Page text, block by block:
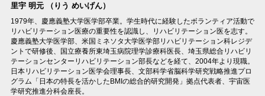
里宇 明元 （りう めいげん）
1979年、慶應義塾大学医学部卒業。学生時代に経験したボランティア活動で
リハビリテーション医療の重要性を認識し、リハビリテーション医を志す。
慶應義塾大学医学部、米国ミネソタ大学医学部リハビリテーション科レジデ
ントで研修後、国立療養所東埼玉病院理学診療科医長、埼玉県総合リハビリ
テーションセンターリハビリテーション部長などを経て、2004年より現職。
日本リハビリテーション医学会理事長、文部科学省脳科学研究戦略推進プロ
グラム「日本の特長を活かしたBMIの総合的研究開発」拠点代表者、宇宙医
学研究推進分科会座長。